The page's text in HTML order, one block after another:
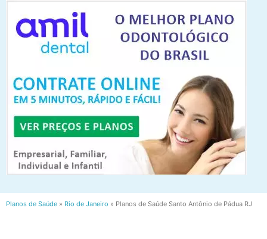
Planos de Saúde » Rio de Janeiro » Planos de Saúde Santo Antônio de Pádua RJ